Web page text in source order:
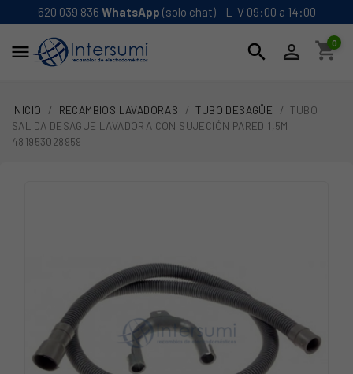
620 039 836 WhatsApp (solo chat) - L-V 09:00 a 14:00
 search  shopping_cart
0
INICIO RECAMBIOS LAVADORAS TUBO DESAGÜE
TUBO
SALIDA DESAGUE LAVADORA CON SUJECIÓN PARED 1,5M
481953028959